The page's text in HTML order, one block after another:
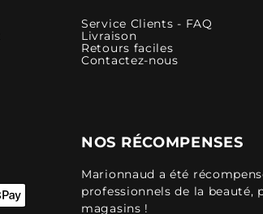
Service Clients - FAQ
Livraison
Retours faciles
Contactez-nous
NOS RÉCOMPENSES
Marionnaud a été
professionnels de la beauté,
magasins !